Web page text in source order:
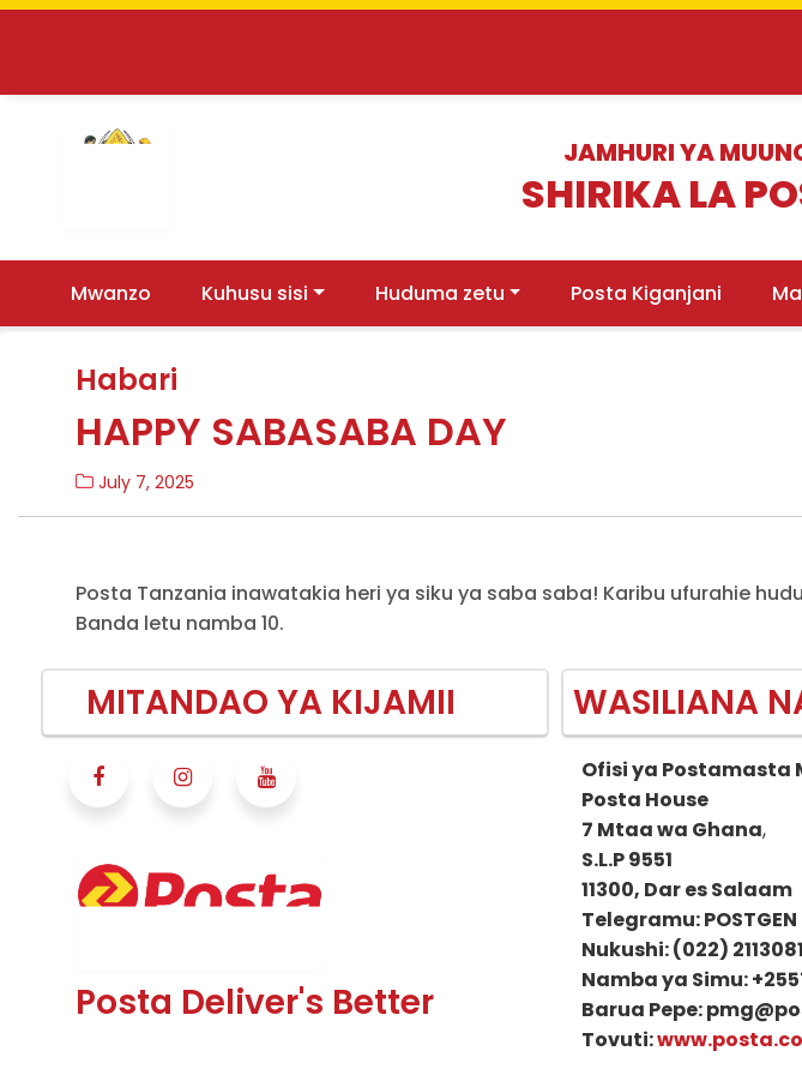
JAMHURI YA
SHIRIKA LA
Mwanzo (current)Kuhusu sisi Huduma zetu Posta Kiganjani
Habari
HAPPY SABASABA DAY
July 7, 2025
Posta Tanzania inawatakia heri ya siku ya saba saba! Karibu ufurahie
Banda letu namba 10.
MITANDAO YA KIJAMII
Posta Deliver's Better
WASILIANA
Ofisi ya Postamasta
Posta House
7 Mtaa wa Ghana,
S.L.P 9551
11300, Dar es Salaam
Telegramu: POSTGEN
Nukushi: (022) 2113081
Namba ya Simu:
Barua Pepe:
Tovuti: